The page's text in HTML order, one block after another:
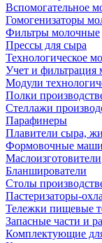
Вспомогательное
Гомогенизаторы
Фильтры молочные
Прессы для сыра
Технологическое
Учет и фильтрация
Модули
Полки
Стеллажи
Парафинеры
Плавители сыра,
Формовочные
Маслоизготовители
Бланширователи
Столы
Пастеризаторы-
Тележки пищевые
Запасные части и
Комплектующие